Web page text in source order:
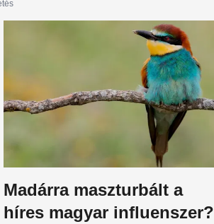
Madárra maszturbált a
híres magyar influenszer?